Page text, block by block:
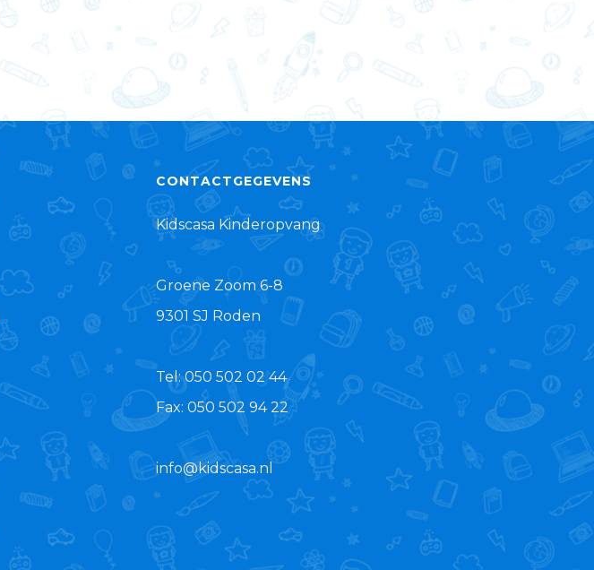
CONTACTGEGEVENS
Kidscasa Kinderopvang
Groene Zoom 6-8
9301 SJ Roden
Tel: 050 502 02 44
Fax: 050 502 94 22
info@kidscasa.nl